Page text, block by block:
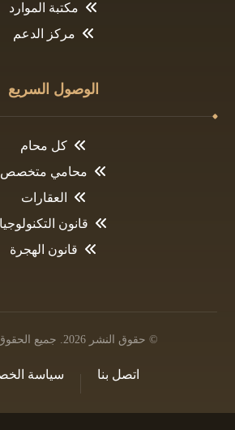
مكتبة الموارد
مركز الدعم
الوصول السريع
كل محام
محامي متخصص
العقارات
قانون التكنولوجيا
قانون الهجرة
© حقوق النشر 2026. جميع الحقوق محفوظة.
اتصل بنا سياسة